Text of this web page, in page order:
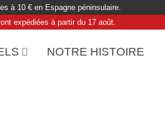
à 10 € en Espagne péninsulaire.
expédiées à partir du 17 août.
NOTRE HISTOIRE